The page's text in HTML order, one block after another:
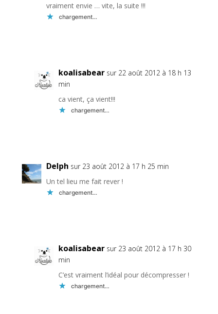
vraiment envie … vite, la suite !!!
chargement…
koalisabear sur 22 août 2012 à 18 h 13
min
ca vient, ça vient!!!
chargement…
Delph sur 23 août 2012 à 17 h 25 min
Un tel lieu me fait rever !
chargement…
koalisabear sur 23 août 2012 à 17 h 30
min
C’est vraiment l’idéal pour décompresser !
chargement…